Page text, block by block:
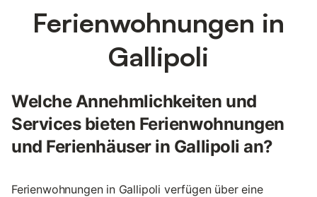
Ferienwohnungen in
Gallipoli
Welche Annehmlichkeiten und
Services bieten Ferienwohnungen
und Ferienhäuser in Gallipoli an?
Ferienwohnungen in Gallipoli verfügen über eine